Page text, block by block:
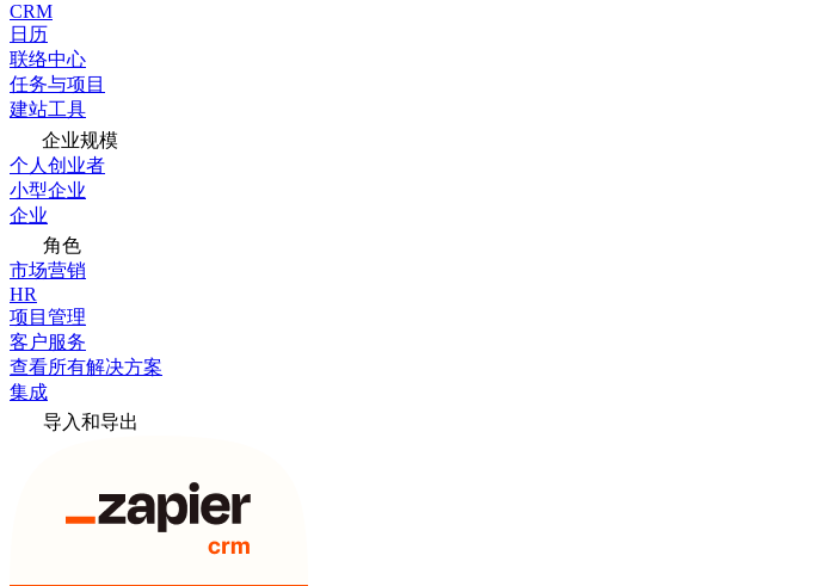
CRM
日历
联络中心
任务与项目
建站工具
企业规模
个人创业者
小型企业
企业
角色
市场营销
HR
项目管理
客户服务
查看所有解决方案
集成
导入和导出